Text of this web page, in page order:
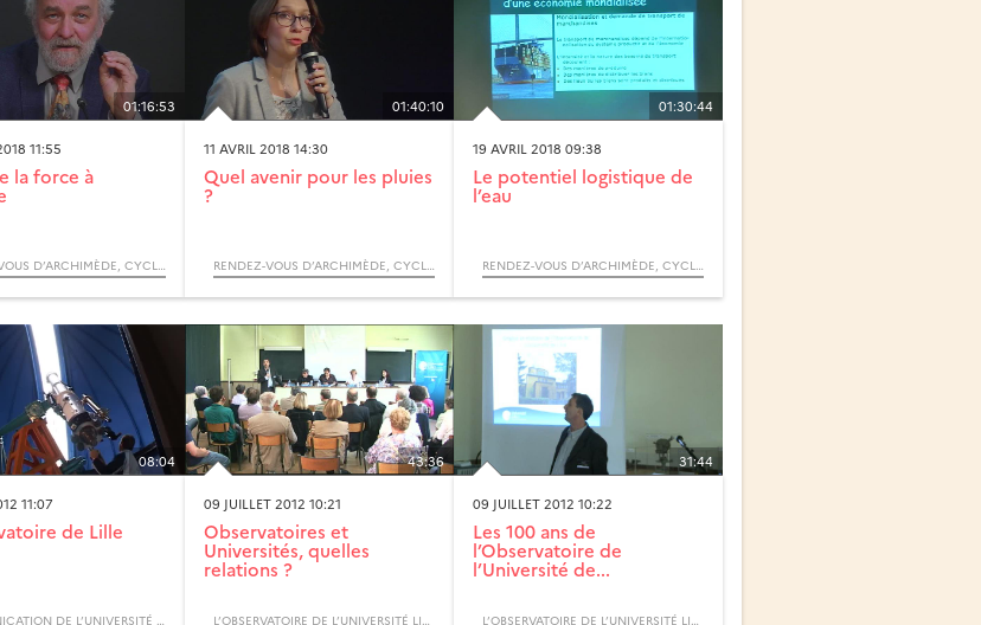
01:16:53
11:55
la force à
RENDEZ-VOUS D’ARCHIMÈDE, CYCLE POUVOIRS DE L’EAU
01:40:10
11 AVRIL 2018 14:30
Quel avenir pour les pluies
?
RENDEZ-VOUS D’ARCHIMÈDE, CYCLE POUVOIRS DE L’EAU
01:30:44
19 AVRIL 2018 09:38
Le potentiel logistique de
l’eau
RENDEZ-VOUS D’ARCHIMÈDE, CYCLE POUVOIRS DE L’EAU
08:04
11:07
de Lille
COMMUNICATION DE L’UNIVERSITÉ DE LILLE
43:36
09 JUILLET 2012 10:21
Observatoires et
Universités, quelles
relations ?
L’OBSERVATOIRE DE L’UNIVERSITÉ LILLE A 100 ANS
31:44
09 JUILLET 2012 10:22
Les 100 ans de
l’Observatoire de
l’Université de...
L’OBSERVATOIRE DE L’UNIVERSITÉ LILLE A 100 ANS